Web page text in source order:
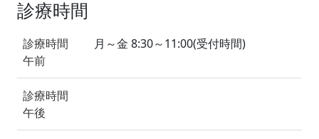
診療時間
診療時間
午前
月～金 8:30～11:00(受付時間)
診療時間
午後